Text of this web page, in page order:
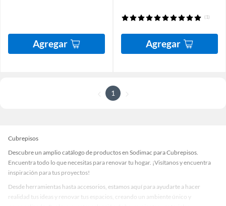
Agregar
(1)
Agregar
1
Cubrepisos
Descubre un amplio catálogo de productos en Sodimac para Cubrepisos.
Encuentra todo lo que necesitas para renovar tu hogar. ¡Visítanos y encuentra
inspiración para tus proyectos!
Desde herramientas hasta accesorios, estamos aquí para ayudarte a hacer
realidad tus ideas y renovar tus espacios, creando un ambiente único y